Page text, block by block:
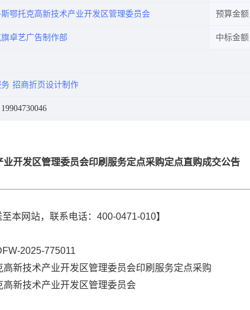
鄂托克高新技术产业开发区管理委员会 预算金额
卓艺广告制作部 中标金额
招商折页设计制作
开发区管理委员会印刷服务定点采购定点直购成交公告
至本网站，联系电话：400-0471-010】
2025-775011
新技术产业开发区管理委员会印刷服务定点采购
新技术产业开发区管理委员会